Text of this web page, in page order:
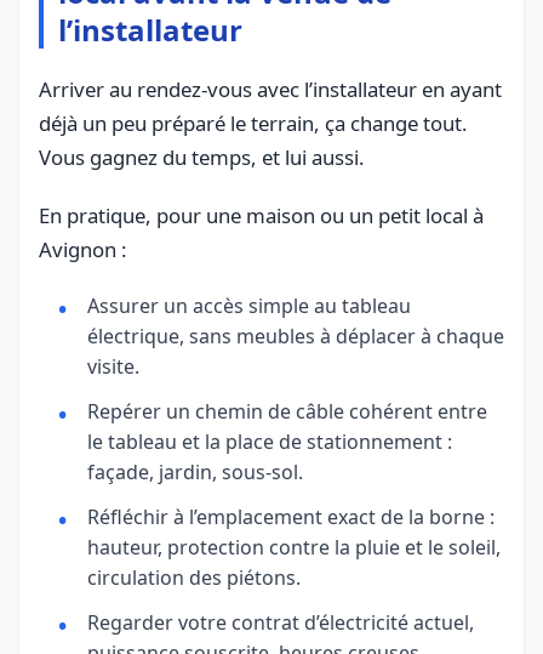
l’installateur
Arriver au rendez-vous avec l’installateur en ayant
déjà un peu préparé le terrain, ça change tout.
Vous gagnez du temps, et lui aussi.
En pratique, pour une maison ou un petit local à
Avignon :
Assurer un accès simple au tableau
électrique, sans meubles à déplacer à chaque
visite.
Repérer un chemin de câble cohérent entre
le tableau et la place de stationnement :
façade, jardin, sous-sol.
Réfléchir à l’emplacement exact de la borne :
hauteur, protection contre la pluie et le soleil,
circulation des piétons.
Regarder votre contrat d’électricité actuel,